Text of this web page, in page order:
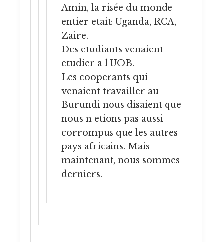
Amin, la risée du monde
entier etait: Uganda, RCA,
Zaire.
Des etudiants venaient
etudier a l UOB.
Les cooperants qui
venaient travailler au
Burundi nous disaient que
nous n etions pas aussi
corrompus que les autres
pays africains. Mais
maintenant, nous sommes
derniers.